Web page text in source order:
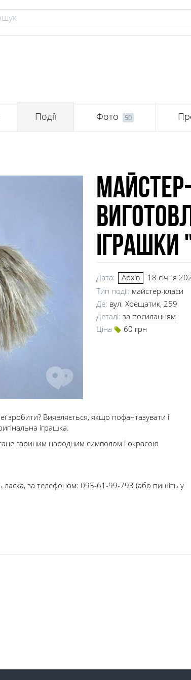
Події Фото 50
іграшки
Дата: Архів
18 січня
Тип події: майстер-класи
Де: вул. Хрещатик, 259
Деталі: за посиланням
Ціна
60 грн
зробити? Виявляється, якщо пофантазувати і
іграшка.
гариним народним символом і окрасою
ласка, за телефоном: 093-61-99-793 (або пишіть у